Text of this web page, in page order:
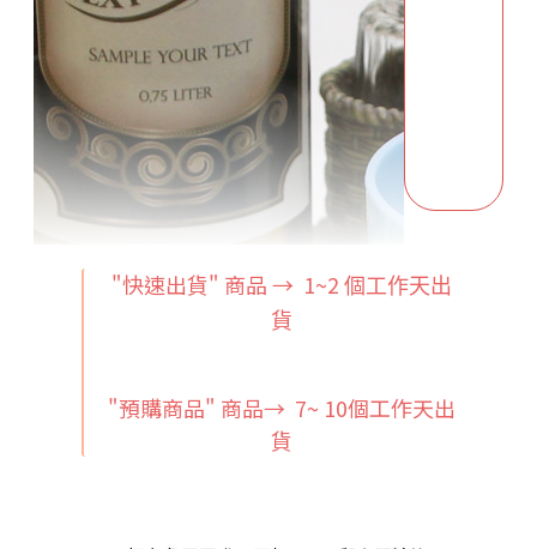
"快速出貨" 商品 → 1~2 個工作天出
貨
"預購商品" 商品→ 7~ 10個工作天出
貨